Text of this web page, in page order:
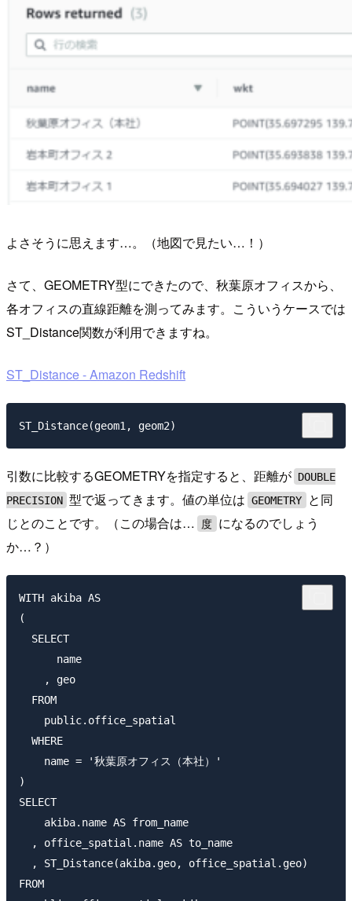
よさそうに思えます…。（地図で見たい…！）
さて、GEOMETRY型にできたので、秋葉原オフィスから、
各オフィスの直線距離を測ってみます。こういうケースでは
ST_Distance関数が利用できますね。
ST_Distance - Amazon Redshift
引数に比較するGEOMETRYを指定すると、距離が DOUBLE
PRECISION 型で返ってきます。値の単位は GEOMETRY
と同
じとのことです。（この場合は…
度 になるのでしょう
か…？）
WITH akiba AS
(
  SELECT
      name
    , geo
  FROM
    public.office_spatial
  WHERE
    name = '秋葉原オフィス（本社）'
)
SELECT
    akiba.name AS from_name
  , office_spatial.name AS to_name
  , ST_Distance(akiba.geo, office_spatial.geo)
FROM